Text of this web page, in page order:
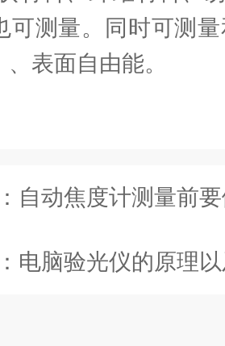
可测量。同时可测
、表面自由能。
自动焦度计测量前要做
电脑验光仪的原理